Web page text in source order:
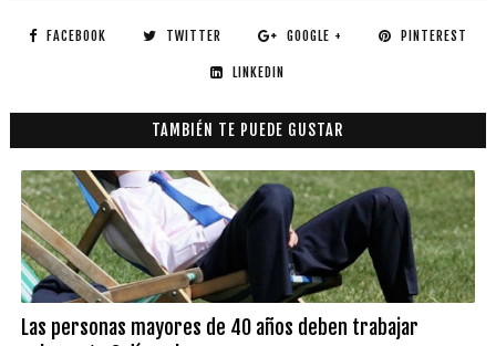
FACEBOOK TWITTER GOOGLE + PINTEREST
LINKEDIN
TAMBIÉN TE PUEDE GUSTAR
Las personas mayores de 40 años deben trabajar